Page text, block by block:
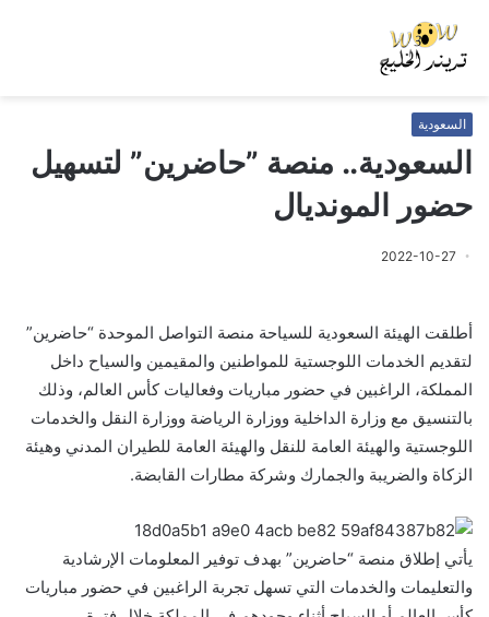
السعودية
السعودية.. منصة ‎”حاضرين” لتسهيل
حضور المونديال
2022-10-27
أطلقت الهيئة السعودية للسياحة منصة التواصل الموحدة “حاضرين”
لتقديم الخدمات اللوجستية للمواطنين والمقيمين والسياح داخل
المملكة، الراغبين في حضور مباريات وفعاليات كأس العالم، وذلك
بالتنسيق مع وزارة الداخلية ووزارة الرياضة ووزارة النقل والخدمات
اللوجستية والهيئة العامة للنقل والهيئة العامة للطيران المدني وهيئة
الزكاة والضريبة والجمارك وشركة مطارات القابضة.
يأتي إطلاق منصة “حاضرين” بهدف توفير المعلومات الإرشادية
والتعليمات والخدمات التي تسهل تجربة الراغبين في حضور مباريات